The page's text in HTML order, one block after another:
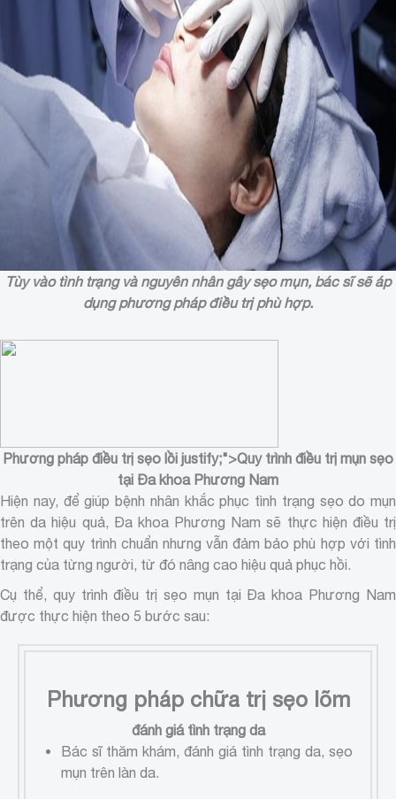
Tùy vào tình trạng và nguyên nhân gây sẹo mụn, bác sĩ sẽ áp
dụng phương pháp điều trị phù hợp.
Phương pháp điều trị sẹo lồi justify;">Quy trình điều trị mụn sẹo
tại Đa khoa Phương Nam
Hiện nay, để giúp bệnh nhân khắc phục tình trạng sẹo do mụn
trên da hiệu quả, Đa khoa Phương Nam sẽ thực hiện điều trị
theo một quy trình chuẩn nhưng vẫn đảm bảo phù hợp với tình
trạng của từng người, từ đó nâng cao hiệu quả phục hồi.
Cụ thể, quy trình điều trị sẹo mụn tại Đa khoa Phương Nam
được thực hiện theo 5 bước sau:
Phương pháp chữa trị sẹo lõm
đánh giá tình trạng da
Bác sĩ thăm khám, đánh giá tình trạng da, sẹo
mụn trên làn da.